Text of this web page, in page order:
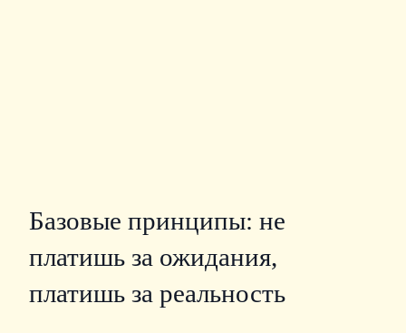
Базовые принципы: не
платишь за ожидания,
платишь за реальность